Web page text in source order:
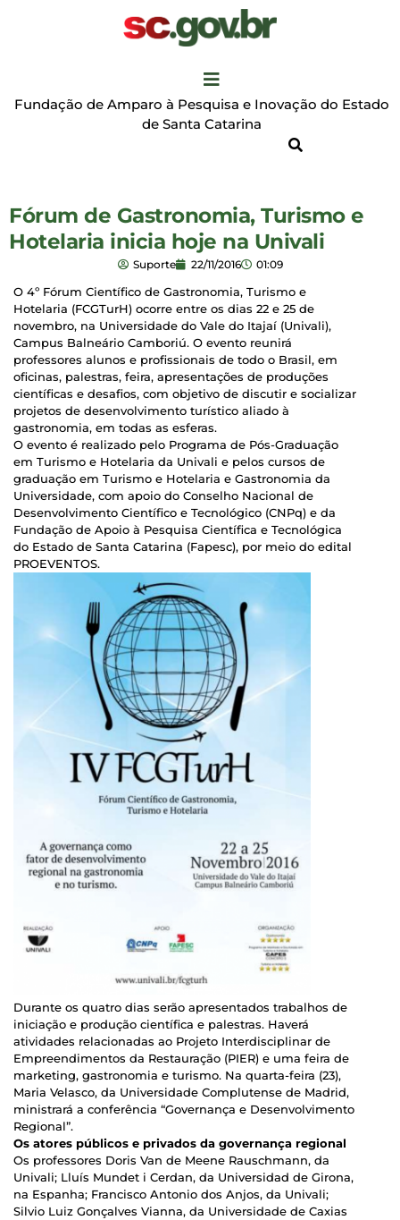
Fundação de Amparo à Pesquisa e Inovação do Estado
de Santa Catarina
Fórum de Gastronomia, Turismo e
Hotelaria inicia hoje na Univali
Suporte 22/11/2016 01:09
O 4º Fórum Científico de Gastronomia, Turismo e
Hotelaria (FCGTurH) ocorre entre os dias 22 e 25 de
novembro, na Universidade do Vale do Itajaí (Univali),
Campus Balneário Camboriú. O evento reunirá
professores alunos e profissionais de todo o Brasil, em
oficinas, palestras, feira, apresentações de produções
científicas e desafios, com objetivo de discutir e socializar
projetos de desenvolvimento turístico aliado à
gastronomia, em todas as esferas.
O evento é realizado pelo Programa de Pós-Graduação
em Turismo e Hotelaria da Univali e pelos cursos de
graduação em Turismo e Hotelaria e Gastronomia da
Universidade, com apoio do Conselho Nacional de
Desenvolvimento Científico e Tecnológico (CNPq) e da
Fundação de Apoio à Pesquisa Científica e Tecnológica
do Estado de Santa Catarina (Fapesc), por meio do edital
PROEVENTOS.
Durante os quatro dias serão apresentados trabalhos de
iniciação e produção científica e palestras. Haverá
atividades relacionadas ao Projeto Interdisciplinar de
Empreendimentos da Restauração (PIER) e uma feira de
marketing, gastronomia e turismo. Na quarta-feira (23),
Maria Velasco, da Universidade Complutense de Madrid,
ministrará a conferência “Governança e Desenvolvimento
Regional”.
Os atores públicos e privados da governança regional
Os professores Doris Van de Meene Rauschmann, da
Univali; Lluís Mundet i Cerdan, da Universidad de Girona,
na Espanha; Francisco Antonio dos Anjos, da Univali;
Silvio Luiz Gonçalves Vianna, da Universidade de Caxias